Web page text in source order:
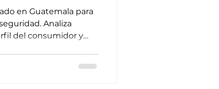
en Guatemala para
Analiza
del consumidor y